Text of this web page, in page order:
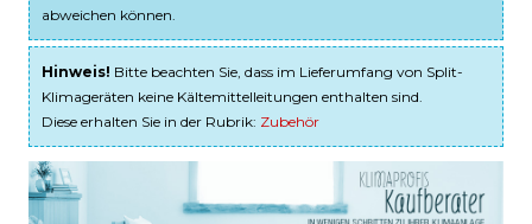
abweichen können.
Hinweis! Bitte beachten Sie, dass im Lieferumfang von Split-
Klimageräten keine Kältemittelleitungen enthalten sind.
Diese erhalten Sie in der Rubrik: Zubehör